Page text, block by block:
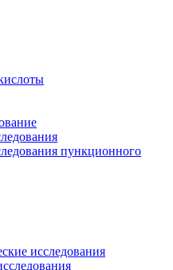
пункционного
исследования